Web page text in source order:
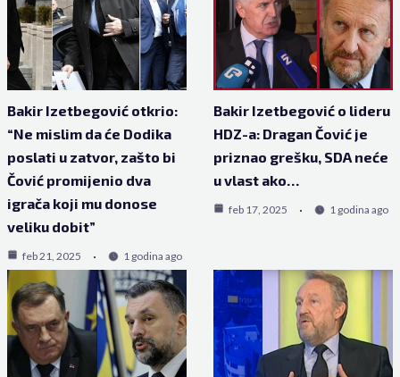
Bakir Izetbegović otkrio:
“Ne mislim da će Dodika
poslati u zatvor, zašto bi
Čović promijenio dva
igrača koji mu donose
veliku dobit”
feb 21, 2025 1 godina ago
Bakir Izetbegović o lideru
HDZ-a: Dragan Čović je
priznao grešku, SDA neće
u vlast ako…
feb 17, 2025 1 godina ago